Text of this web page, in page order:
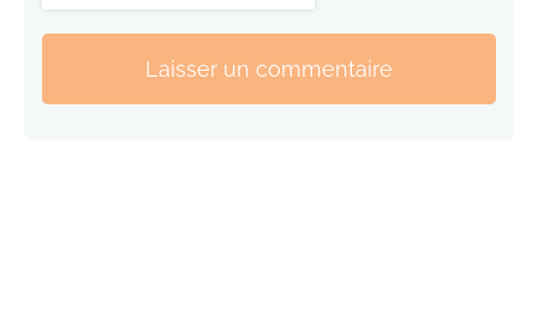
Laisser un commentaire